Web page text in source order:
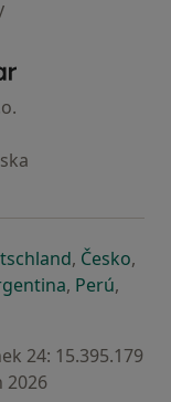
Hlavní stránka
záložce
v nové záložce
se otevře v
, Českose
,
záložce
nové záložce
v nové
se otevře v
, Perúse
,
24: 15.395.179
2026